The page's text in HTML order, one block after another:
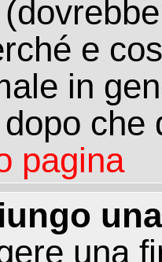
e
in
che
pagina
una